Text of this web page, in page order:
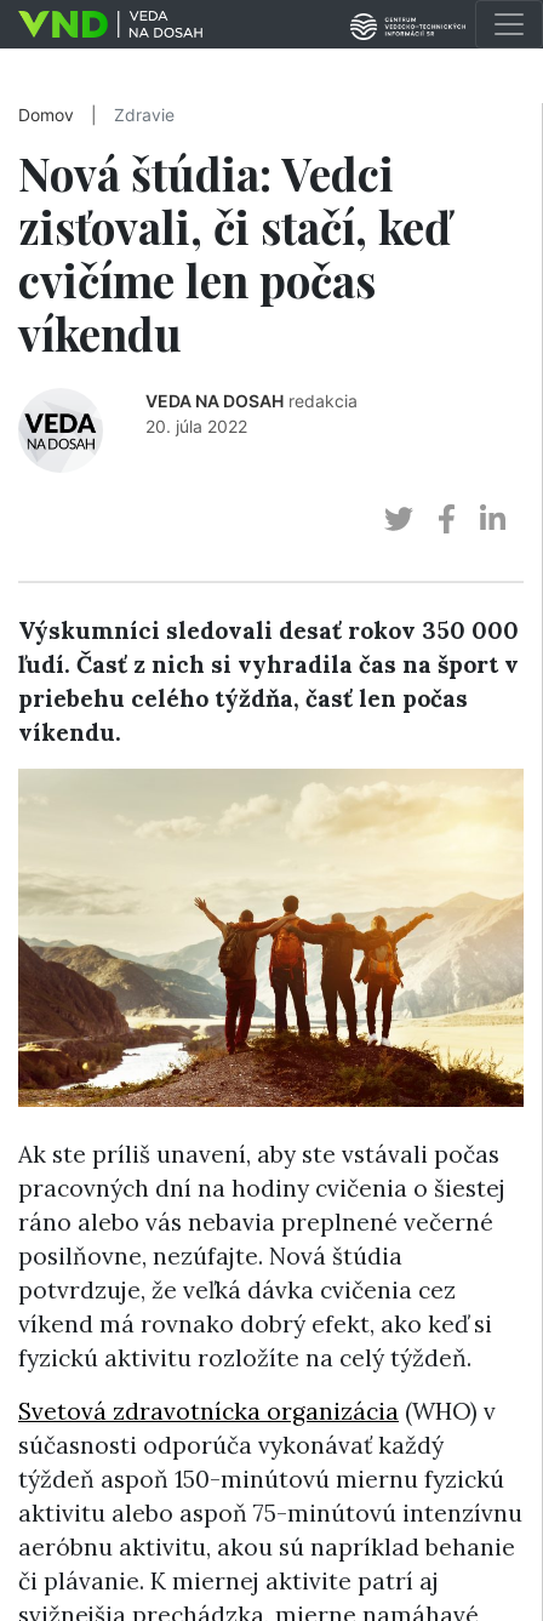
Domov Zdravie
Nová štúdia: Vedci
zisťovali, či stačí, keď
cvičíme len počas
víkendu
VEDA NA DOSAH redakcia
20. júla 2022
Výskumníci sledovali desať rokov 350 000
ľudí. Časť z nich si vyhradila čas na šport v
priebehu celého týždňa, časť len počas
víkendu.
Ak ste príliš unavení, aby ste vstávali počas
pracovných dní na hodiny cvičenia o šiestej
ráno alebo vás nebavia preplnené večerné
posilňovne, nezúfajte. Nová štúdia
potvrdzuje, že veľká dávka cvičenia cez
víkend má rovnako dobrý efekt, ako keď si
fyzickú aktivitu rozložíte na celý týždeň.
Svetová zdravotnícka organizácia (WHO) v
súčasnosti odporúča vykonávať každý
týždeň aspoň 150-minútovú miernu fyzickú
aktivitu alebo aspoň 75-minútovú intenzívnu
aeróbnu aktivitu, akou sú napríklad behanie
či plávanie. K miernej aktivite patrí aj
svižnejšia prechádzka, mierne namáhavé